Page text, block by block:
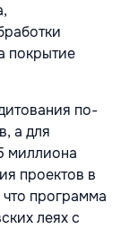
покрытие
по-
а для
миллиона
проектов в
программа
леях с